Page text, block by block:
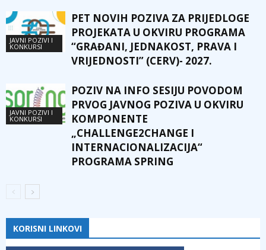
JAVNI POZIVI I
KONKURSI
PET NOVIH POZIVA ZA PRIJEDLOGE
PROJEKATA U OKVIRU PROGRAMA
“GRAĐANI, JEDNAKOST, PRAVA I
VRIJEDNOSTI” (CERV)- 2027.
JAVNI POZIVI I
KONKURSI
POZIV NA INFO SESIJU POVODOM
PRVOG JAVNOG POZIVA U OKVIRU
KOMPONENTE
„CHALLENGE2CHANGE I
INTERNACIONALIZACIJA“
PROGRAMA SPRING
KORISNI LINKOVI